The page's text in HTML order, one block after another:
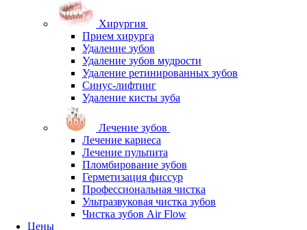
Хирургия
Прием хирурга
Удаление зубов
Удаление зубов мудрости
Удаление ретинированных зубов
Синус-лифтинг
Удаление кисты зуба
Лечение зубов
Лечение кариеса
Лечение пульпита
Пломбирование зубов
Герметизация фиссур
Профессиональная чистка
Ультразвуковая чистка зубов
Чистка зубов Air Flow
Цены